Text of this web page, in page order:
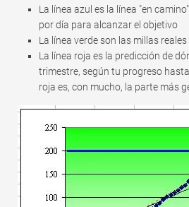
TechTV
La línea azul es la línea "en
por día para alcanzar el objetivo
La línea verde son las millas
La línea roja es la predicción de
trimestre, según tu progreso
roja es, con mucho, la parte más